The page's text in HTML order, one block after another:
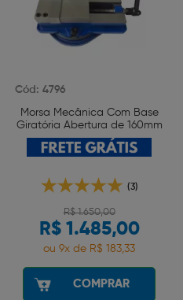
Cód: 4796
Morsa Mecânica Com Base
Giratória Abertura de 160mm
Wtools
(3)
R$ 1.650,00
R$ 1.485,00
ou 9x de R$ 183,33
COMPRAR